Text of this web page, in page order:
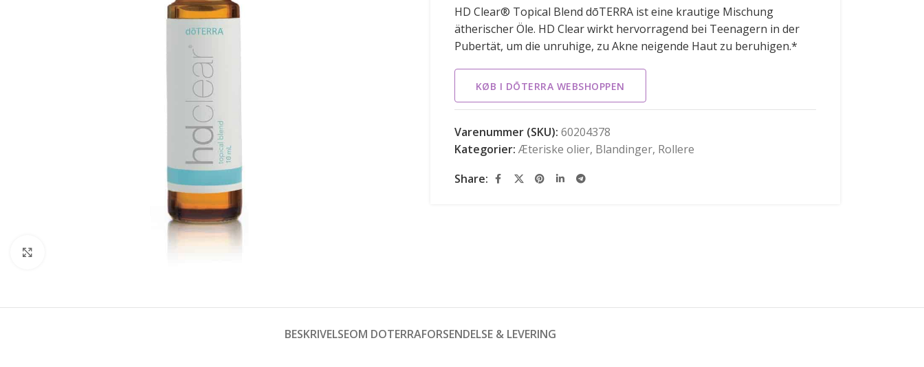
HD Clear® Topical Blend dōTERRA ist eine krautige Mischung
ätherischer Öle. HD Clear wirkt hervorragend bei Teenagern in der
Pubertät, um die unruhige, zu Akne neigende Haut zu beruhigen.*
KØB I DŌTERRA WEBSHOPPEN
Varenummer (SKU): 60204378
Kategorier: Æteriske olier, Blandinger, Rollere
Share:
BESKRIVELSEOM DOTERRAFORSENDELSE & LEVERING